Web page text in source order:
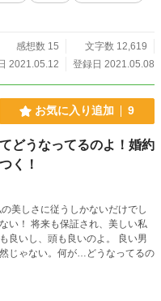
感想数 15
文字数 12,619
2021.05.12
登録日 2021.05.08
お気に入り追加 9
どうなってるのよ！婚約
く！
美しさに従うしかないだけでし
しい私
良いし、頭も良いのよ。 良い男
じゃない。何が…どうなってるの